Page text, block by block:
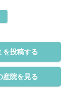
を投稿する
産院を見る